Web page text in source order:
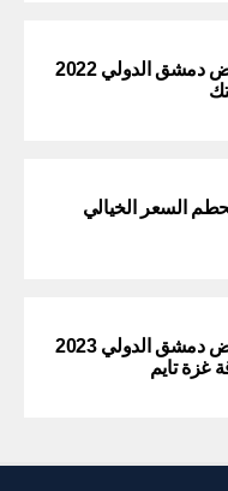
نتائج يانصيب معرض دمشق الدولي 2022
السعر الخيالي
نتائج يانصيب معرض دمشق الدولي 2023
غزة تايم